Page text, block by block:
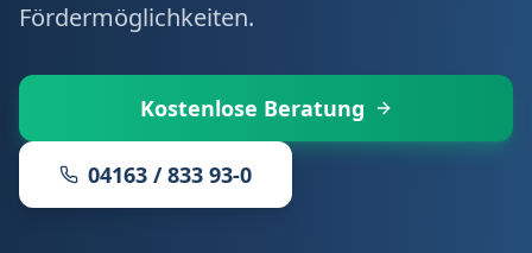
Fördermöglichkeiten.
Kostenlose Beratung
04163 / 833 93-0